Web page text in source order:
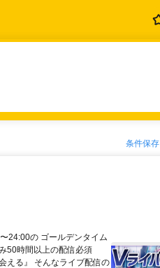
条件保存
24:00の ゴールデンタイム
50時間以上の配信必須
える』 そんなライブ配信の